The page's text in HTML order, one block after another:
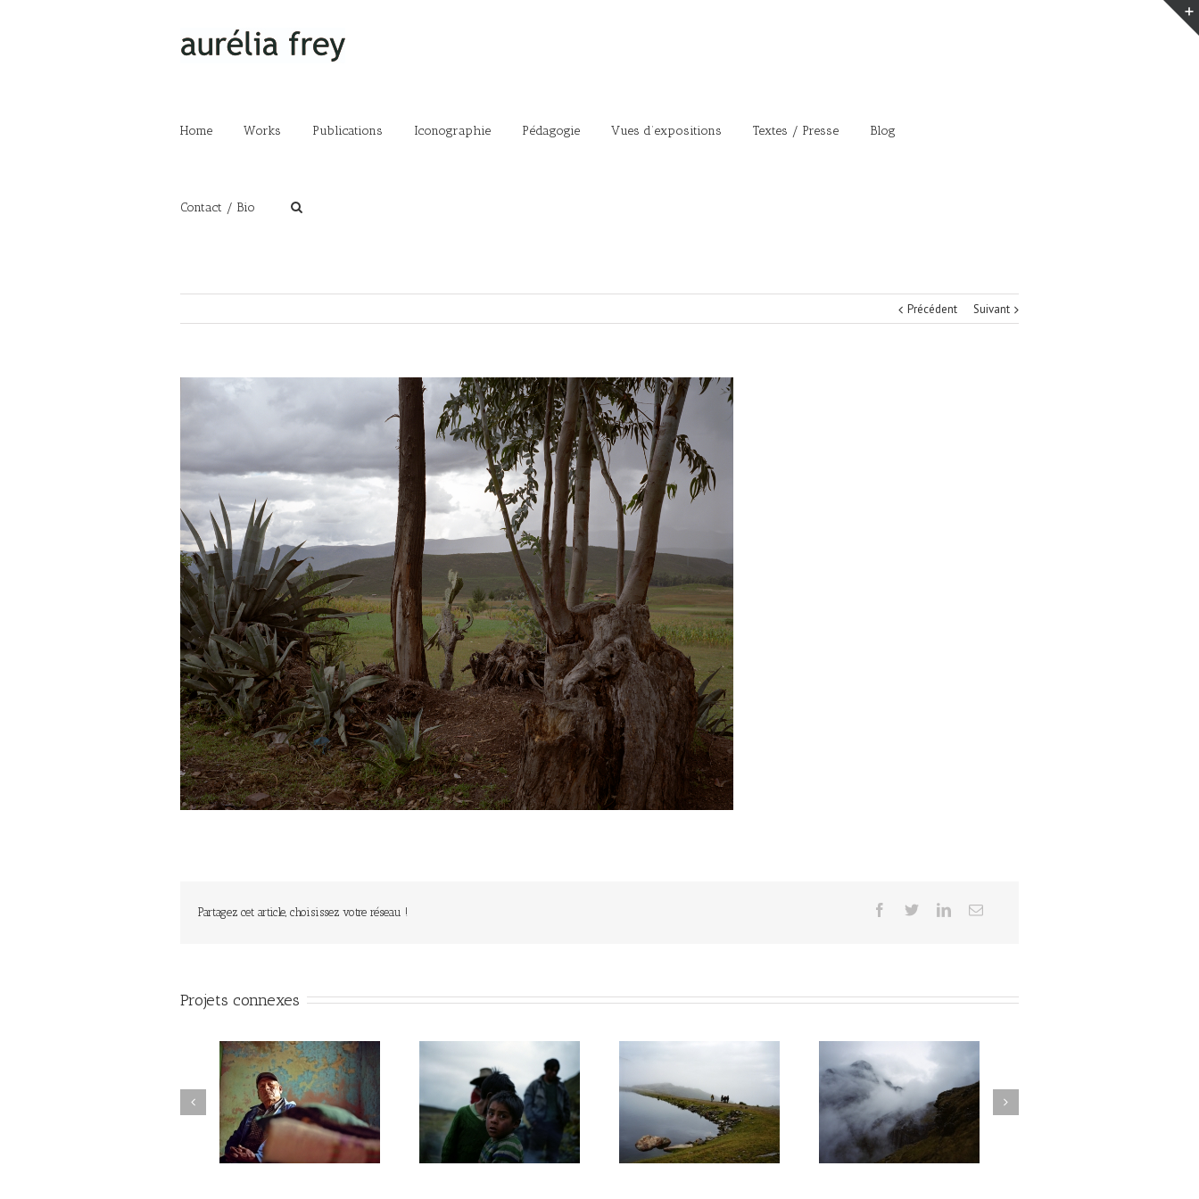
Home Works Publications Iconographie Pédagogie Vues d’expositions Textes / Presse Blog
Contact / Bio
Précédent Suivant
Partagez cet article, choisissez votre réseau !
Projets connexes
La montagne du silence #027 La montagne du silence #026 La montagne du silence #025 La montagne du silence #024